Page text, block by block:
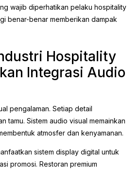
wajib diperhatikan pelaku hospitality
benar-benar memberikan dampak
Hospitality
Integrasi Audio
pengalaman. Setiap detail
tamu. Sistem audio visual memainkan
atmosfer dan kenyamanan.
sistem display digital untuk
promosi. Restoran premium